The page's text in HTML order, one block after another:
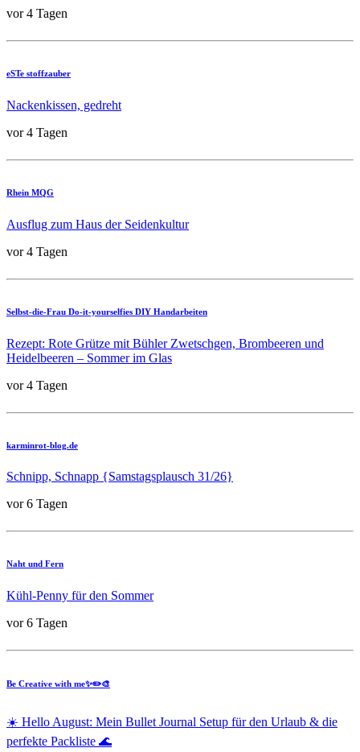
vor 4 Tagen
eSTe stoffzauber
Nackenkissen, gedreht
vor 4 Tagen
Rhein MQG
Ausflug zum Haus der Seidenkultur
vor 4 Tagen
Selbst-die-Frau Do-it-yourselfies DIY Handarbeiten
Rezept: Rote Grütze mit Bühler Zwetschgen, Brombeeren und
Heidelbeeren – Sommer im Glas
vor 4 Tagen
karminrot-blog.de
Schnipp, Schnapp {Samstagsplausch 31/26}
vor 6 Tagen
Naht und Fern
Kühl-Penny für den Sommer
vor 6 Tagen
Be Creative with me✨✏️🎨
☀️ Hello August: Mein Bullet Journal Setup für den Urlaub & die
perfekte Packliste 🌊